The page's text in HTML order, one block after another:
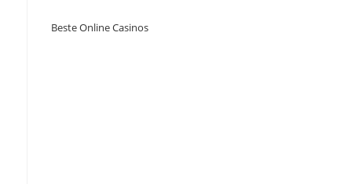
Beste Online Casinos